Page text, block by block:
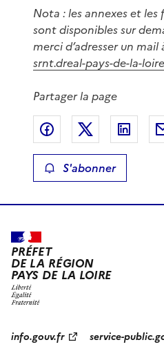
Nota : les annexes et
sont disponibles sur
merci d’adresser un mail
srnt.dreal-pays-de-la-
Partager la page
Partager surPartager sur
S'abonner
PRÉFET
DE LA RÉGION
PAYS DE LA LOIRE
info.gouv.fr service-